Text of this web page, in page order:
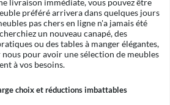
préféré arrivera dans quelques jours
pas chers en ligne n'a jamais été
un nouveau canapé, des
ou des tables à manger élégantes,
pour avoir une sélection de meubles
à vos besoins.
choix et réductions imbattables